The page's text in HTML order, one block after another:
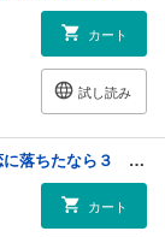
カート
試し読み
悪役令嬢と悪役令息が、出逢って恋に落ちたなら３ ～名無しの精霊と契約して追い出された令嬢は、今日も令息と競い合っているようです～【電子ＳＳ特典付き】
カート